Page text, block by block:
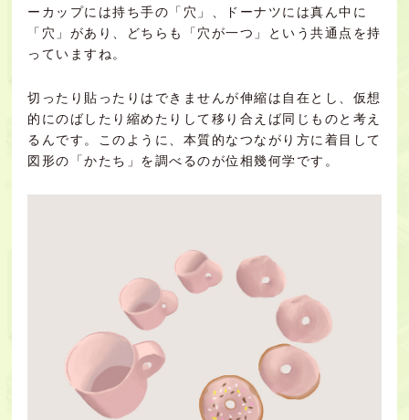
ーカップには持ち手の「穴」、ドーナツには真ん中に
「穴」があり、どちらも「穴が一つ」という共通点を持
っていますね。
切ったり貼ったりはできませんが伸縮は自在とし、仮想
的にのばしたり縮めたりして移り合えば同じものと考え
るんです。このように、本質的なつながり方に着目して
図形の「かたち」を調べるのが位相幾何学です。